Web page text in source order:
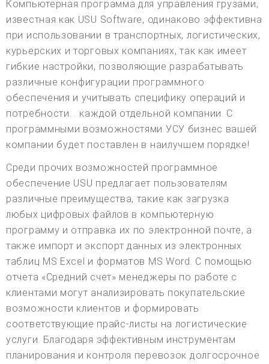
Компьютерная программа для управления грузами,
известная как USU Software, одинаково эффективна
при использовании в транспортных, логистических,
курьерских и торговых компаниях, так как имеет
гибкие настройки, позволяющие разрабатывать
различные конфигурации программного
обеспечения и учитывать специфику операций и
потребности. . каждой отдельной компании. С
программными возможностями УСУ бизнес вашей
компании будет поставлен в наилучшем порядке!
Среди прочих возможностей программное
обеспечение USU предлагает пользователям
различные преимущества, такие как загрузка
любых цифровых файлов в компьютерную
программу и отправка их по электронной почте, а
также импорт и экспорт данных из электронных
таблиц MS Excel и форматов MS Word. С помощью
отчета «Средний счет» менеджеры по работе с
клиентами могут анализировать покупательские
возможности клиентов и формировать
соответствующие прайс-листы на логистические
услуги. Благодаря эффективным инструментам
планирования и контроля перевозок долгосрочное